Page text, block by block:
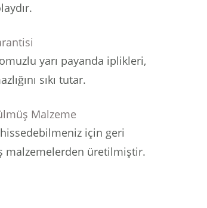
yarı payanda iplikleri,
sıkı tutar.
Malzeme
için geri
malzemelerden üretilmiştir.